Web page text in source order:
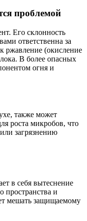
проблемой
Его склонность
ответственна за
ржавление (окисление
В более опасных
огня и
также может
роста микробов, что
загрязнению
в себя вытеснение
пространства и
мешать защищаемому